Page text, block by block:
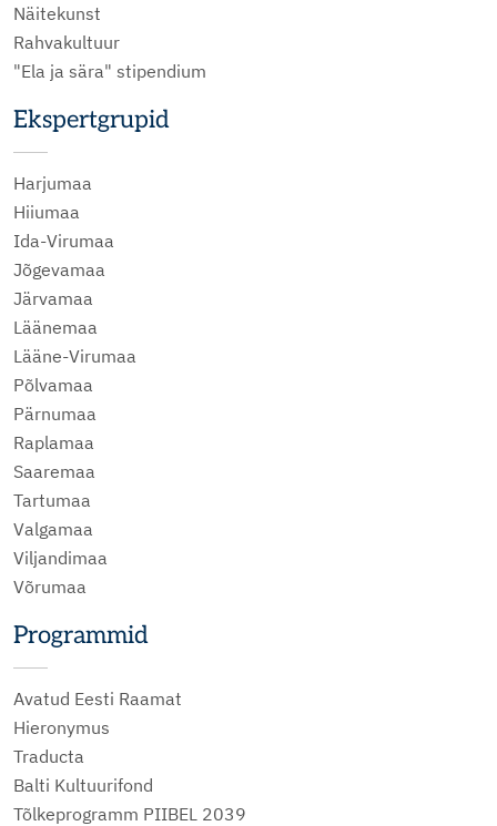
Näitekunst
Rahvakultuur
"Ela ja sära" stipendium
Ekspertgrupid
Harjumaa
Hiiumaa
Ida-Virumaa
Jõgevamaa
Järvamaa
Läänemaa
Lääne-Virumaa
Põlvamaa
Pärnumaa
Raplamaa
Saaremaa
Tartumaa
Valgamaa
Viljandimaa
Võrumaa
Programmid
Avatud Eesti Raamat
Hieronymus
Traducta
Balti Kultuurifond
Tõlkeprogramm PIIBEL 2039